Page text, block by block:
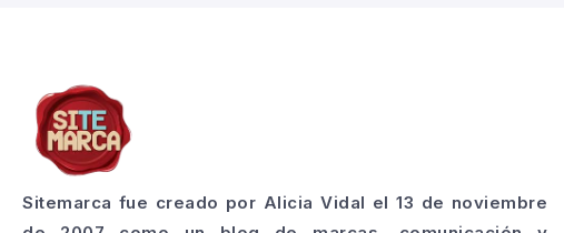
Sitemarca fue creado por Alicia Vidal el 13 de noviembre